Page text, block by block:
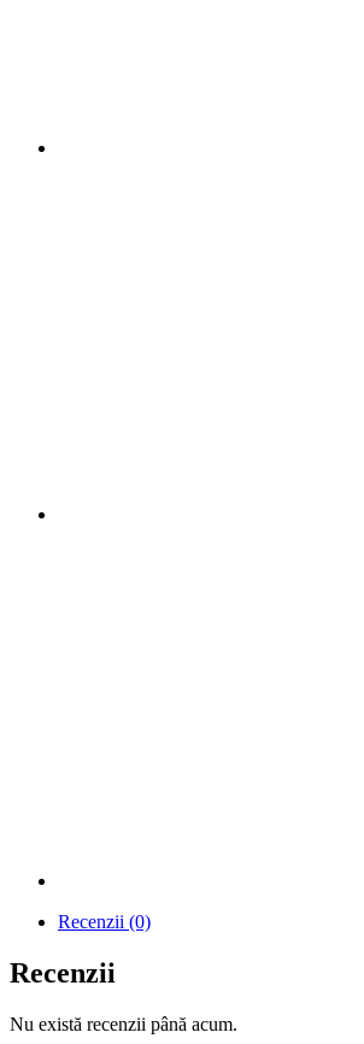
Recenzii (0)
Recenzii
Nu există recenzii până acum.